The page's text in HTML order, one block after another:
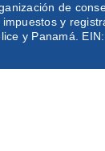
de
y
y Panamá.